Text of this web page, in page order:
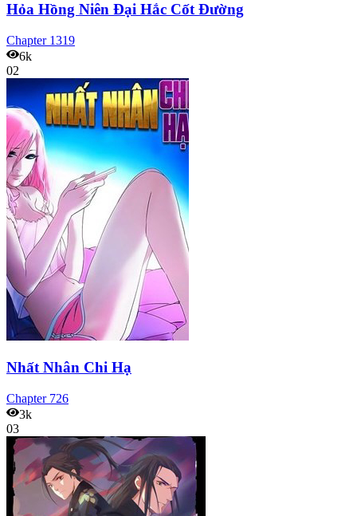
Hỏa Hồng Niên Đại Hắc Cốt Đường
Chapter 1319
6k
02
Nhất Nhân Chi Hạ
Chapter 726
3k
03